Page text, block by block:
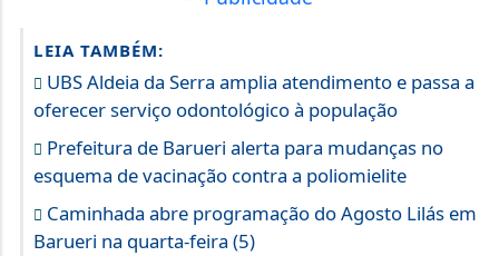
LEIA TAMBÉM:
UBS Aldeia da Serra amplia atendimento e passa a
oferecer serviço odontológico à população
Prefeitura de Barueri alerta para mudanças no
esquema de vacinação contra a poliomielite
Caminhada abre programação do Agosto Lilás em
Barueri na quarta-feira (5)